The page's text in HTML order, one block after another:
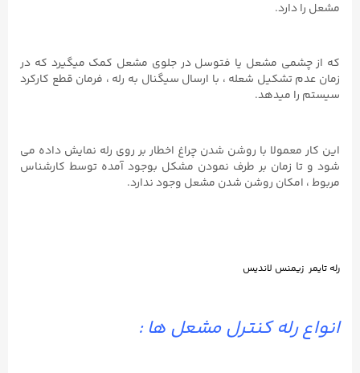
مشعل یا فتوسل در جلوی مشعل کمک میگیرد که در
شعله ، با ارسال سیگنال به رله ، فرمان قطع کارکرد
با روشن شدن چراغ اخطار بر روی رله نمایش داده می
بر طرف نمودن مشکل بوجود آمده توسط کارشناس
روشن شدن مشعل وجود ندارد.
لاندیس
کنترل مشعل ها :